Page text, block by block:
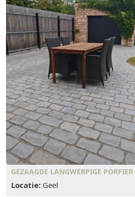
GEZAAGDE LANGWERPIGE PORFIER
Locatie: Geel